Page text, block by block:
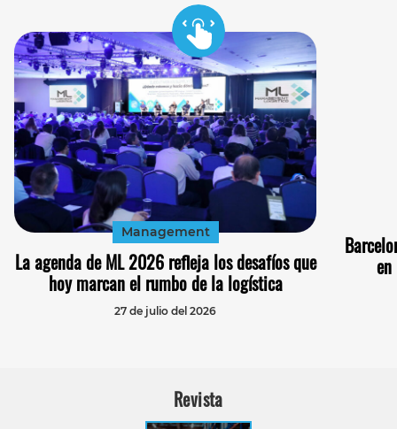
Management
La agenda de ML 2026 refleja los desafíos que
hoy marcan el rumbo de la logística
27 de julio del 2026
Revista